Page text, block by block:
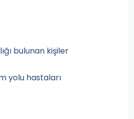
bulunan kişiler
yolu hastaları